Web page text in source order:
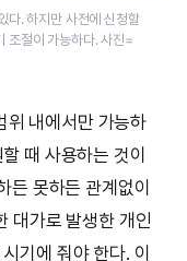
다. 하지만 사전에 신청할
조절이 가능하다. 사진=
위 내에서만 가능하
때 사용하는 것이
든 못하든 관계없이
대가로 발생한 개인
기에 줘야 한다. 이